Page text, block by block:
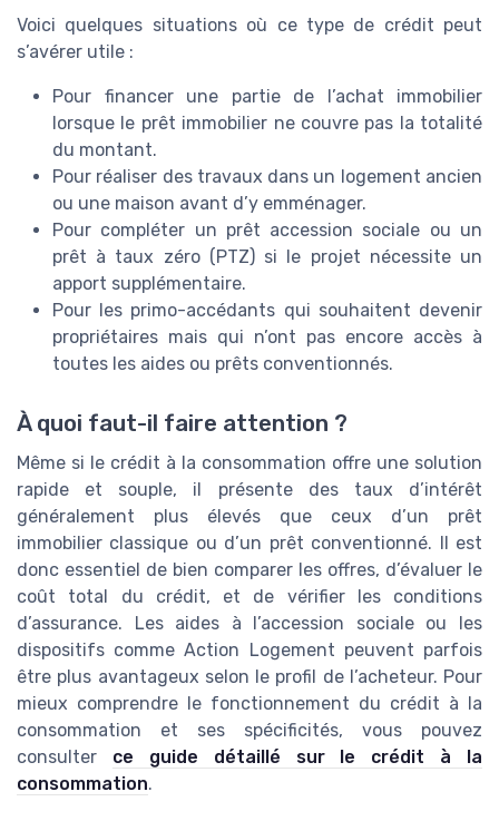
Voici quelques situations où ce type de crédit peut
s’avérer utile :
Pour financer une partie de l’achat immobilier
lorsque le prêt immobilier ne couvre pas la totalité
du montant.
Pour réaliser des travaux dans un logement ancien
ou une maison avant d’y emménager.
Pour compléter un prêt accession sociale ou un
prêt à taux zéro (PTZ) si le projet nécessite un
apport supplémentaire.
Pour les primo-accédants qui souhaitent devenir
propriétaires mais qui n’ont pas encore accès à
toutes les aides ou prêts conventionnés.
À quoi faut-il faire attention ?
Même si le crédit à la consommation offre une solution
rapide et souple, il présente des taux d’intérêt
généralement plus élevés que ceux d’un prêt
immobilier classique ou d’un prêt conventionné. Il est
donc essentiel de bien comparer les offres, d’évaluer le
coût total du crédit, et de vérifier les conditions
d’assurance. Les aides à l’accession sociale ou les
dispositifs comme Action Logement peuvent parfois
être plus avantageux selon le profil de l’acheteur. Pour
mieux comprendre le fonctionnement du crédit à la
consommation et ses spécificités, vous pouvez
consulter ce guide détaillé sur le crédit à la
consommation.